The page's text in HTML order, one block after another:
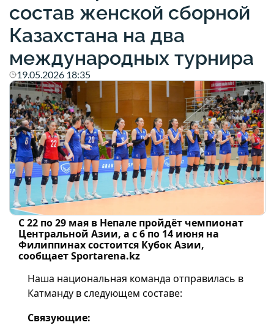
состав женской сборной
Казахстана на два
международных турнира
19.05.2026 18:35
С 22 по 29 мая в Непале пройдёт чемпионат
Центральной Азии, а с 6 по 14 июня на
Филиппинах состоится Кубок Азии,
сообщает Sportarena.kz
Наша национальная команда отправилась в
Катманду в следующем составе:
Связующие: